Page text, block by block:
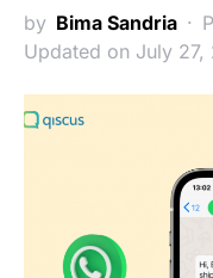
by Bima Sandria
Updated on July 27,